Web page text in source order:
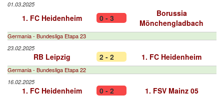
01.03.2025
1. FC Heidenheim 0 - 3
Borussia
Mönchengladbach
Germania - Bundesliga Etapa 23
23.02.2025
RB Leipzig 2 - 2 1. FC Heidenheim
Germania - Bundesliga Etapa 22
16.02.2025
1. FC Heidenheim 0 - 2 1. FSV Mainz 05